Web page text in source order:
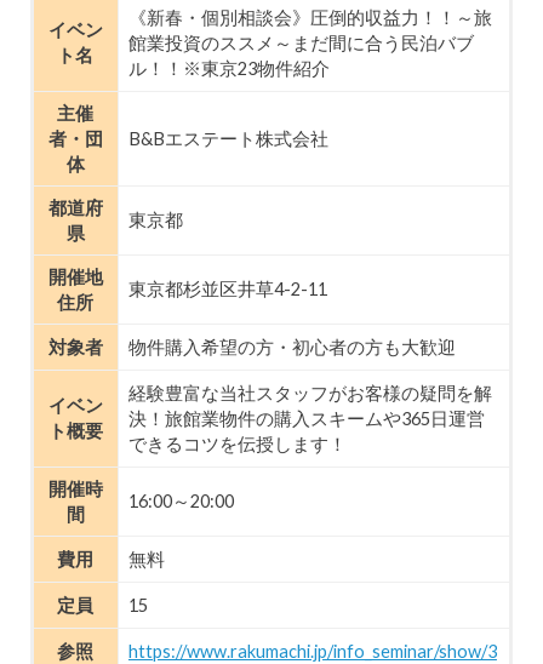
イベン
ト名
《新春・個別相談会》圧倒的収益力！！～旅
館業投資のススメ～まだ間に合う民泊バブ
ル！！※東京23物件紹介
主催
者・団
体
B&Bエステート株式会社
都道府
県
東京都
開催地
住所
東京都杉並区井草4-2-11
対象者 物件購入希望の方・初心者の方も大歓迎
イベン
ト概要
経験豊富な当社スタッフがお客様の疑問を解
決！旅館業物件の購入スキームや365日運営
できるコツを伝授します！
開催時
間
16:00～20:00
費用 無料
定員 15
参照
https://www.rakumachi.jp/info_seminar/show/3